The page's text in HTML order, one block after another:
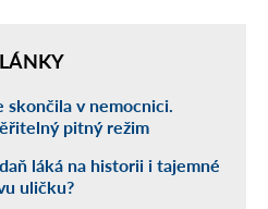
skončila v nemocnici.
pitný režim
láká na historii i tajemné
uličku?